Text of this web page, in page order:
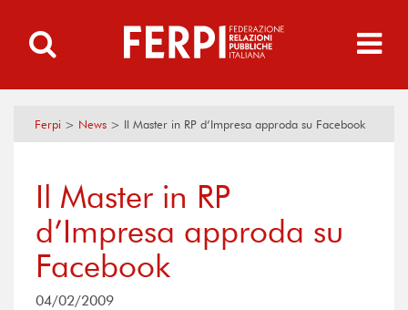
Ferpi > News > Il Master in RP d’Impresa approda su Facebook
Il Master in RP
d’Impresa approda su
Facebook
04/02/2009